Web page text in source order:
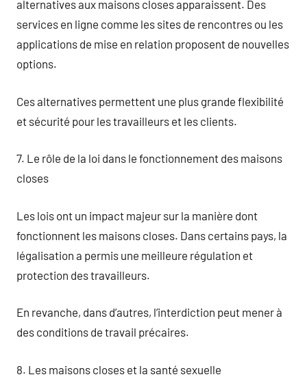
alternatives aux maisons closes apparaissent. Des
services en ligne comme les sites de rencontres ou les
applications de mise en relation proposent de nouvelles
options.
Ces alternatives permettent une plus grande flexibilité
et sécurité pour les travailleurs et les clients.
7. Le rôle de la loi dans le fonctionnement des maisons
closes
Les lois ont un impact majeur sur la manière dont
fonctionnent les maisons closes. Dans certains pays, la
légalisation a permis une meilleure régulation et
protection des travailleurs.
En revanche, dans d’autres, l’interdiction peut mener à
des conditions de travail précaires.
8. Les maisons closes et la santé sexuelle